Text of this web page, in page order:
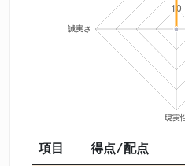
項目 得点/配点